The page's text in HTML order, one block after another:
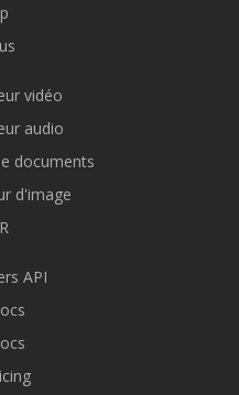
vidéo
audio
documents
d'image
API